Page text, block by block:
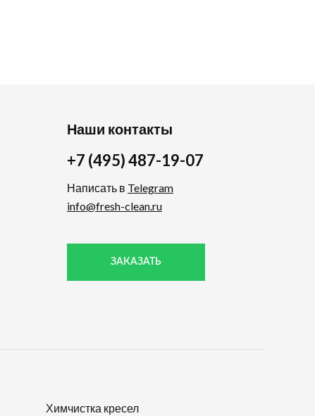
Наши контакты
+7 (495) 487-19-07
Написать в Telegram
info@fresh-clean.ru
ЗАКАЗАТЬ
Химчистка кресел